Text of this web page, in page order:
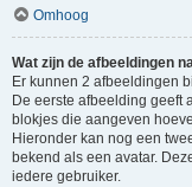
Omhoog
Wat zijn de afbeeldingen
Er kunnen 2 afbeeldingen
De eerste afbeelding geeft
blokjes die aangeven
Hieronder kan nog een
bekend als een avatar.
iedere gebruiker.